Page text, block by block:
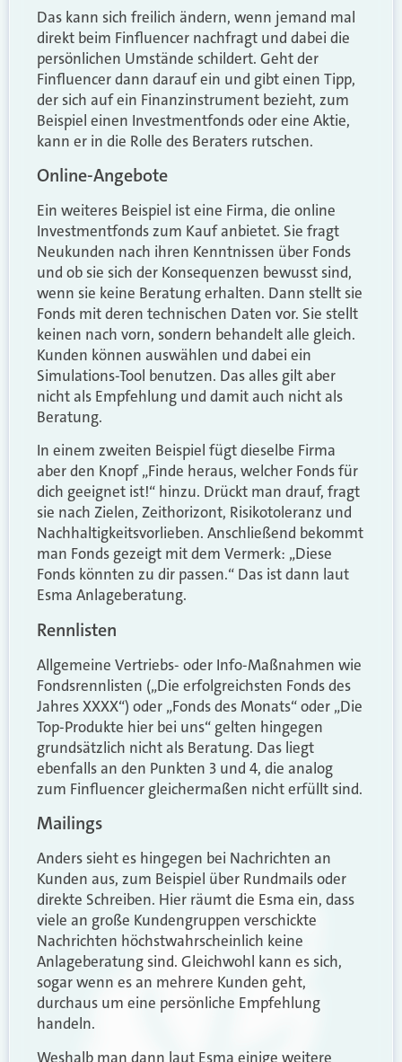
Das kann sich freilich ändern, wenn jemand mal
direkt beim Finfluencer nachfragt und dabei die
persönlichen Umstände schildert. Geht der
Finfluencer dann darauf ein und gibt einen Tipp,
der sich auf ein Finanzinstrument bezieht, zum
Beispiel einen Investmentfonds oder eine Aktie,
kann er in die Rolle des Beraters rutschen.
Online-Angebote
Ein weiteres Beispiel ist eine Firma, die online
Investmentfonds zum Kauf anbietet. Sie fragt
Neukunden nach ihren Kenntnissen über Fonds
und ob sie sich der Konsequenzen bewusst sind,
wenn sie keine Beratung erhalten. Dann stellt sie
Fonds mit deren technischen Daten vor. Sie stellt
keinen nach vorn, sondern behandelt alle gleich.
Kunden können auswählen und dabei ein
Simulations-Tool benutzen. Das alles gilt aber
nicht als Empfehlung und damit auch nicht als
Beratung.
In einem zweiten Beispiel fügt dieselbe Firma
aber den Knopf „Finde heraus, welcher Fonds für
dich geeignet ist!“ hinzu. Drückt man drauf, fragt
sie nach Zielen, Zeithorizont, Risikotoleranz und
Nachhaltigkeitsvorlieben. Anschließend bekommt
man Fonds gezeigt mit dem Vermerk: „Diese
Fonds könnten zu dir passen.“ Das ist dann laut
Esma Anlageberatung.
Rennlisten
Allgemeine Vertriebs- oder Info-Maßnahmen wie
Fondsrennlisten („Die erfolgreichsten Fonds des
Jahres XXXX“) oder „Fonds des Monats“ oder „Die
Top-Produkte hier bei uns“ gelten hingegen
grundsätzlich nicht als Beratung. Das liegt
ebenfalls an den Punkten 3 und 4, die analog
zum Finfluencer gleichermaßen nicht erfüllt sind.
Mailings
Anders sieht es hingegen bei Nachrichten an
Kunden aus, zum Beispiel über Rundmails oder
direkte Schreiben. Hier räumt die Esma ein, dass
viele an große Kundengruppen verschickte
Nachrichten höchstwahrscheinlich keine
Anlageberatung sind. Gleichwohl kann es sich,
sogar wenn es an mehrere Kunden geht,
durchaus um eine persönliche Empfehlung
handeln.
Weshalb man dann laut Esma einige weitere